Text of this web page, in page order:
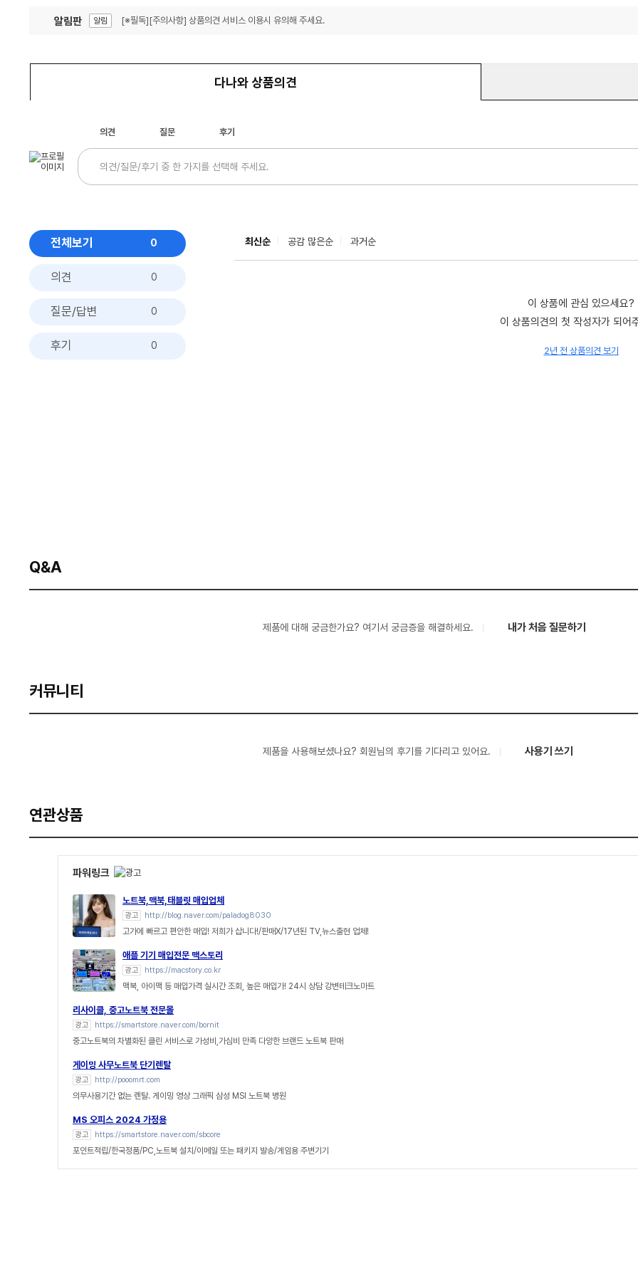
알림판 알림 [※필독][주의사항] 상품의견 서비스 이용시 유의해 주세요.
다나와 상품의견
의견 질문 후기
전체보기 0
의견 0
질문/답변 0
후기 0
최신순 공감 많은순 과거순
이 상품에 관심 있으세요?
이 상품의견의 첫 작성자가 되어
2년 전 상품의견 보기
Q&A
제품에 대해 궁금한가요? 여기서 궁금증을 해결하세요. 내가 처음 질문하기
커뮤니티
제품을 사용해보셨나요? 회원님의 후기를 기다리고 있어요. 사용기 쓰기
연관상품
파워링크
노트북,맥북,태블릿 매입업체
광고 http://blog.naver.com/paladog8030
고가에 빠르고 편안한 매입! 저희가 삽니다!/판매X/17년된 TV,뉴스출현 업체!
애플 기기 매입전문 맥스토리
광고 https://macstory.co.kr
맥북, 아이맥 등 매입가격 실시간 조회, 높은 매입가! 24시 상담 강변테크노마트
리사이클, 중고노트북 전문몰
광고 https://smartstore.naver.com/bornit
중고노트북의 차별화된 클린 서비스로 가성비,가심비 만족 다양한 브랜드 노트북 판매
게이밍 사무노트북 단기렌탈
광고 http://pooomrt.com
의무사용기간 없는 렌탈. 게이밍 영상 그래픽 삼성 MSI 노트북 병원
MS 오피스 2024 가정용
광고 https://smartstore.naver.com/sbcore
포인트적립/한국정품/PC,노트북 설치/이메일 또는 패키지 발송/게임용 주변기기